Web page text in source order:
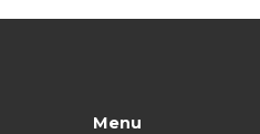
Menu